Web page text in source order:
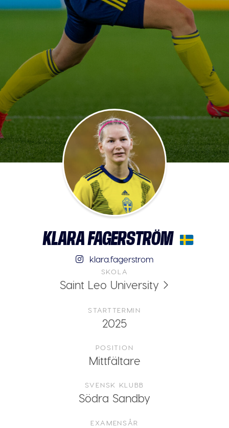
KLARA FAGERSTRÖM
klara.fagerstrom
SKOLA
Saint Leo University
STARTTERMIN
2025
POSITION
Mittfältare
SVENSK KLUBB
Södra Sandby
EXAMENSÅR